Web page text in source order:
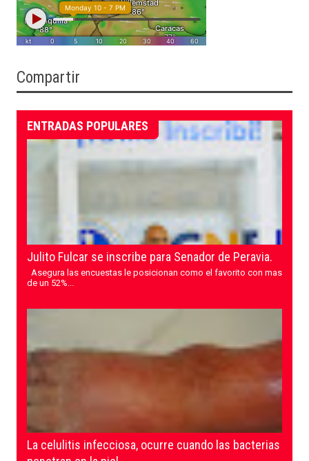
Compartir
ENTRADAS POPULARES
Julito Fulcar se inscribe para Senador de Peravia.
Asegura las encuestas le posicionan como el favorito con mas
de un 52%...
La celulitis infecciosa, ocurre cuando las bacterias